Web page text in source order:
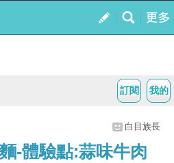
我的
訂閱
白目族長
-體驗點:蒜味牛肉